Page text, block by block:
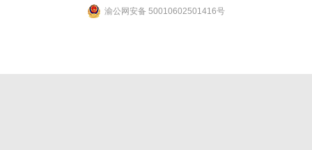
渝公网安备 50010602501416号